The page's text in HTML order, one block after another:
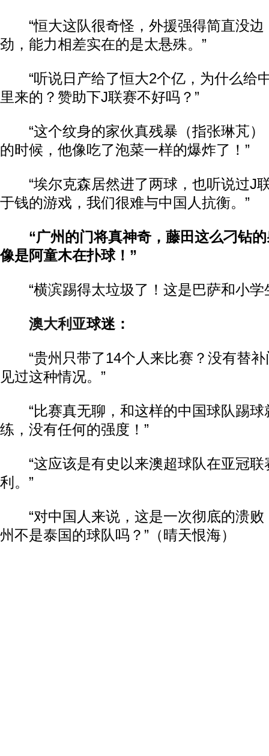
“恒大这队很奇怪，外援强得简直没边
劲，能力相差实在的是太悬殊。”
“听说日产给了恒大2个亿，为什么给
里来的？赞助下J联赛不好吗？”
“这个纹身的家伙真残暴（指张琳芃）
的时候，他像吃了泡菜一样的爆炸了！”
“埃尔克森居然进了两球，也听说过J
于钱的游戏，我们很难与中国人抗衡。”
“广州的门将真神奇，藤田这么刁钻
像是阿童木在扑球！”
“横滨踢得太垃圾了！这是巴萨和小学
澳大利亚球迷：
“贵州只带了14个人来比赛？没有替补
见过这种情况。”
“比赛真无聊，和这样的中国球队踢球
练，没有任何的强度！”
“这应该是有史以来澳超球队在亚冠联
利。”
“对中国人来说，这是一次彻底的溃败
州不是泰国的球队吗？”（晴天恨海）